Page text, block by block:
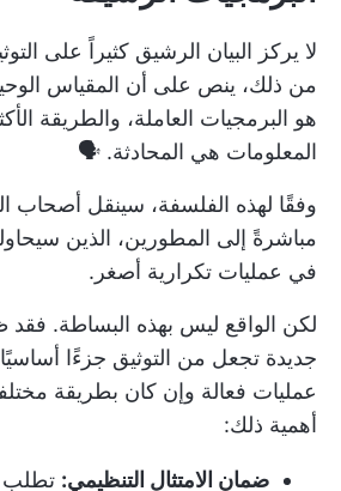
لا يركز البيان الرشيق كثيراً على
من ذلك، ينص على أن المقياس
هو البرمجيات العاملة، والطريقة
المعلومات هي المحادثة. 🗣️
وفقًا لهذه الفلسفة، سينقل أصحاب
مباشرةً إلى المطورين، الذين
في عمليات تكرارية أصغر.
لكن الواقع ليس بهذه البساطة.
جديدة تجعل من التوثيق جزءًا
عمليات فعالة وإن كان بطريقة
أهمية ذلك:
ضمان الامتثال التنظيمي: تطلب